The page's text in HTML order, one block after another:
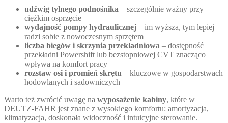
udźwig tylnego podnośnika – szczególnie ważny przy
ciężkim osprzęcie
wydajność pompy hydraulicznej – im wyższa, tym lepiej
radzi sobie z nowoczesnym sprzętem
liczba biegów i skrzynia przekładniowa – dostępność
przekładni Powershift lub bezstopniowej CVT znacząco
wpływa na komfort pracy
rozstaw osi i promień skrętu – kluczowe w gospodarstwach
hodowlanych i sadowniczych
Warto też zwrócić uwagę na wyposażenie kabiny, które w
DEUTZ-FAHR jest znane z wysokiego komfortu: amortyzacja,
klimatyzacja, doskonała widoczność i intuicyjne sterowanie.